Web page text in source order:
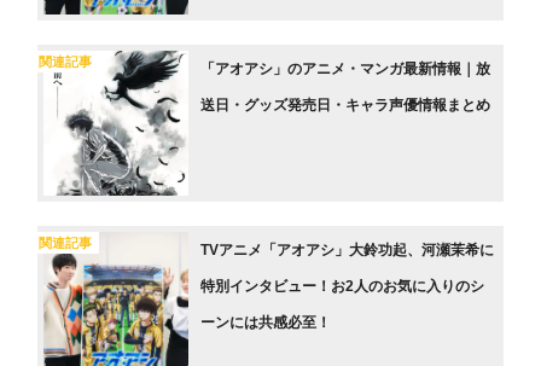
関連記事 「アオアシ」のアニメ・マンガ最新情報｜放
送日・グッズ発売日・キャラ声優情報まとめ
関連記事 TVアニメ「アオアシ」大鈴功起、河瀬茉希に
特別インタビュー！お2人のお気に入りのシ
ーンには共感必至！